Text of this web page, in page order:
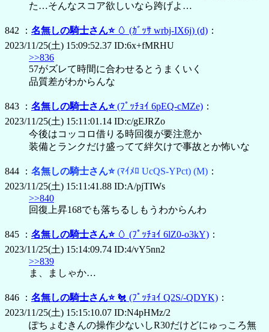
た…そんなスコア欲しいなら跨げよ…
842 ： 名無しの騎士さん⭐ 🥚 (ｶﾞｯｻ wrbj-IX6j) (d) ：
2023/11/25(土) 15:09:52.37 ID:6x+fMRHU
>>836
57がズレて時間に合わせるとうまくいく
品質差がわからんな
843 ： 名無しの騎士さん⭐(ﾌﾟｯﾁｮｲ 6pEQ-cMZe) ：
2023/11/25(土) 15:11:01.14 ID:c/gEJRZo
今後はコッコロ借りる時回復が要注意か
装備とランクだけ盛ってて絆欠けで事故とか怖いな
844 ： 名無しの騎士さん⭐(ﾏｲﾒﾛ UcQS-YPct) (M) ：
2023/11/25(土) 15:11:41.88 ID:A/pjTIWs
>>840
回復上昇168でも落ちるしもうわからんわ
845 ： 名無しの騎士さん⭐ 🥚 (ﾌﾟｯﾁｮｲ 6lZ0-o3kY) ：
2023/11/25(土) 15:14:09.74 ID:4/vY5nn2
>>839
ま、ましゃか…
846 ： 名無しの騎士さん⭐ 🐔 (ﾌﾟｯﾁｮｲ Q2S/-QDYK) ：
2023/11/25(土) 15:15:10.07 ID:N4pHMz/2
ぽちょむきんの操作少ないしR30だけどにゅっころ無